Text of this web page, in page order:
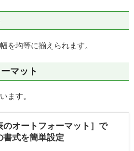
を均等に揃えられます。
マット
ます。
のオートフォーマット］で
書式を簡単設定